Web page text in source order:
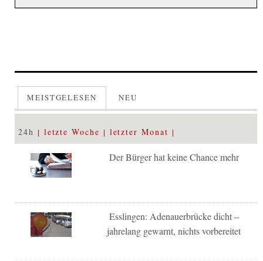
MEISTGELESEN NEU
24h letzte Woche letzter Monat
Der Bürger hat keine Chance mehr
Esslingen: Adenauerbrücke dicht –
jahrelang gewarnt, nichts vorbereitet